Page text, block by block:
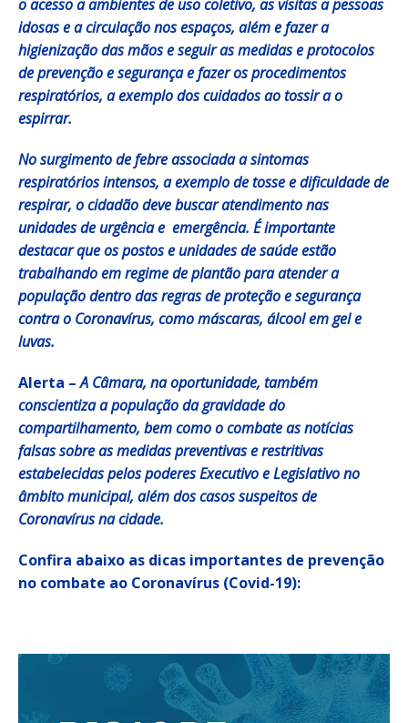
o acesso a ambientes de uso coletivo, as visitas a pessoas
idosas e a circulação nos espaços, além e fazer a
higienização das mãos e seguir as medidas e protocolos
de prevenção e segurança e fazer os procedimentos
respiratórios, a exemplo dos cuidados ao tossir a o
espirrar.
No surgimento de febre associada a sintomas
respiratórios intensos, a exemplo de tosse e dificuldade de
respirar, o cidadão deve buscar atendimento nas
unidades de urgência e emergência. É importante
destacar que os postos e unidades de saúde estão
trabalhando em regime de plantão para atender a
população dentro das regras de proteção e segurança
contra o Coronavírus, como máscaras, álcool em gel e
luvas.
Alerta –A Câmara, na oportunidade, também
conscientiza a população da gravidade do
compartilhamento, bem como o combate as notícias
falsas sobre as medidas preventivas e restritivas
estabelecidas pelos poderes Executivo e Legislativo no
âmbito municipal, além dos casos suspeitos de
Coronavírus na cidade.
Confira abaixo as dicas importantes de prevenção
no combate ao Coronavírus (Covid-19):